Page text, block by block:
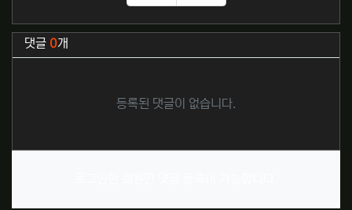
추천
비추천
관련자료
댓글 0개
등록된 댓글이 없습니다.